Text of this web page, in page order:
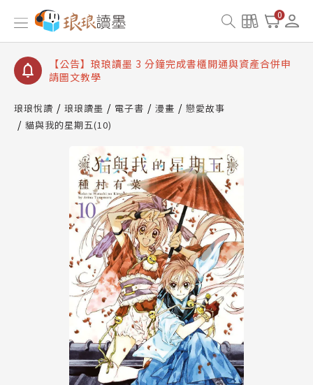
0
【公告】琅琅讀墨數位閱讀資產合併與書櫃開通申請
【公告】琅琅讀墨書櫃開通常見問題
【公告】琅琅讀墨 3 分鐘完成書櫃開通與資產合併申
請圖文教學
查詢
【公告】琅琅讀墨數位閱讀資產合併與書櫃開通申請
琅琅悅讀 琅琅讀墨 電子書 漫畫
戀愛故事
貓與我的星期五(10)